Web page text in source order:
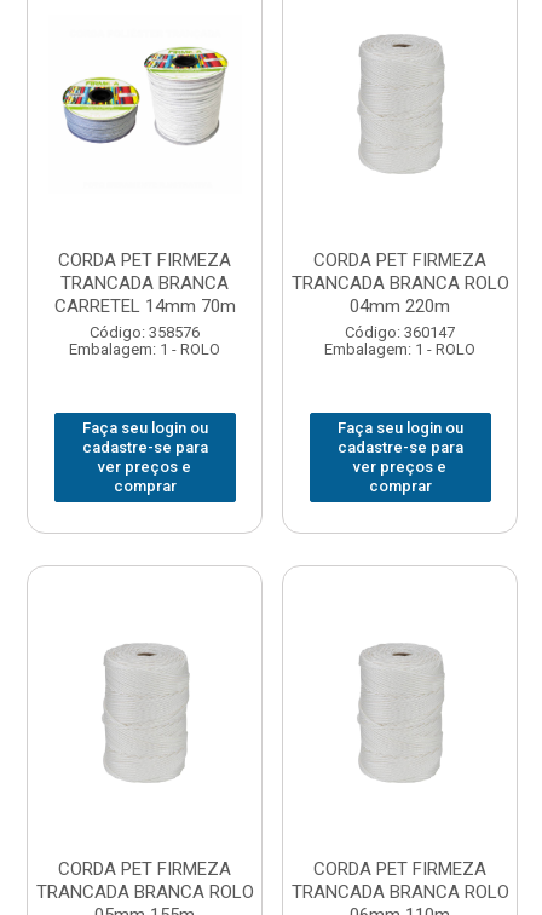
CORDA PET FIRMEZA
TRANCADA BRANCA
CARRETEL 14mm 70m
Código: 358576
Embalagem: 1 - ROLO
Faça seu login ou
cadastre-se para
ver preços e
comprar
CORDA PET FIRMEZA
TRANCADA BRANCA ROLO
04mm 220m
Código: 360147
Embalagem: 1 - ROLO
Faça seu login ou
cadastre-se para
ver preços e
comprar
CORDA PET FIRMEZA
TRANCADA BRANCA ROLO
CORDA PET FIRMEZA
TRANCADA BRANCA ROLO